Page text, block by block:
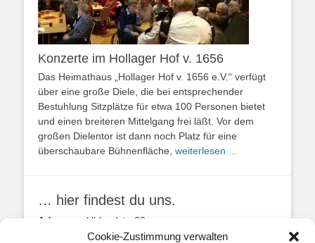
Cookie-Zustimmung verwalten
Konzerte im Hollager Hof v. 1656
Das Heimathaus „Hollager Hof v. 1656 e.V.“ verfügt
über eine große Diele, die bei entsprechender
Bestuhlung Sitzplätze für etwa 100 Personen bietet
und einen breiteren Mittelgang frei läßt. Vor dem
großen Dielentor ist dann noch Platz für eine
überschaubare Bühnenfläche, weiterlesen ...
… hier findest du uns.
Adresse: Uhlandstr. 20
49134 Wallenhorst